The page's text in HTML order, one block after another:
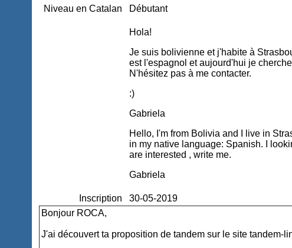
Niveau en Catalan
Débutant
Hola!
Je suis bolivienne et j'habite à
est l'espagnol et aujourd'hui je
N'hésitez pas à me contacter.
:)
Gabriela
Hello, I'm from Bolivia and I live in
in my native language: Spanish. I
are interested , write me.
Gabriela
Inscription
30-05-2019
Bonjour ROCA,
J'ai découvert ta proposition de tandem sur le site tandem-